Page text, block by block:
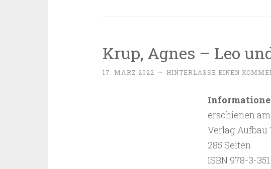
Krup, Agnes – Leo
17. MÄRZ 2022 ~ HINTERLASSE EINEN
erschienen am
Verlag Aufbau
285 Seiten
ISBN 978-3-